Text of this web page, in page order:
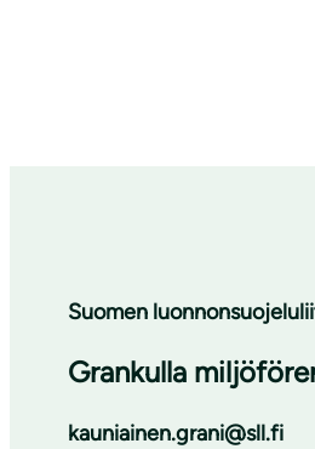
Suomen
Grankulla
kauniainen.grani@sll.fi